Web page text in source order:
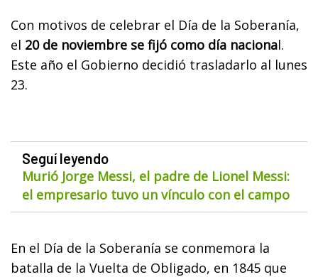
Con motivos de celebrar el Día de la Soberanía,
el 20 de noviembre se fijó como día nacional.
Este año el Gobierno decidió trasladarlo al lunes
23.
Seguí leyendo
Murió Jorge Messi, el padre de Lionel Messi:
el empresario tuvo un vínculo con el campo
En el Día de la Soberanía se conmemora la
batalla de la Vuelta de Obligado, en 1845 que